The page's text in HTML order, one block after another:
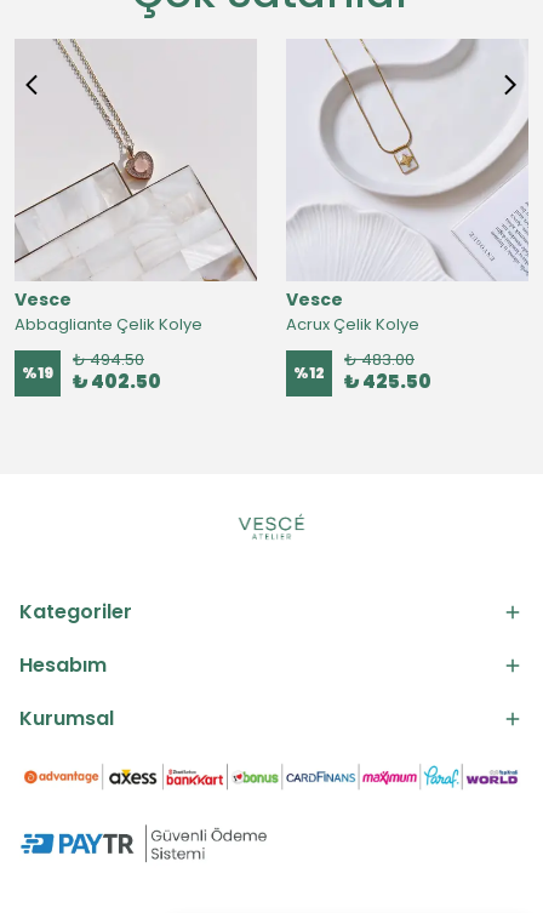
Vesce
Abbagliante Çelik Kolye
%19
₺ 494.50
₺ 402.50
Vesce
Acrux Çelik Kolye
%12
₺ 483.00
₺ 425.50
Kategoriler
Hesabım
Kurumsal